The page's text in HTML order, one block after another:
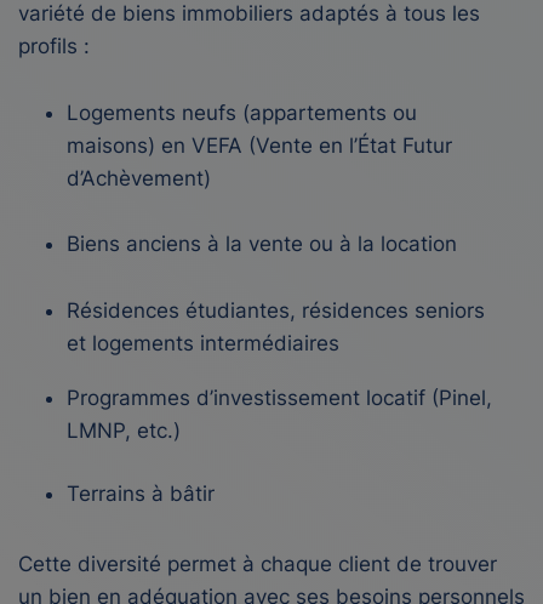
variété de biens immobiliers adaptés à tous les
profils :
Logements neufs (appartements ou
maisons) en VEFA (Vente en l’État Futur
d’Achèvement)
Biens anciens à la vente ou à la location
Résidences étudiantes, résidences seniors
et logements intermédiaires
Programmes d’investissement locatif (Pinel,
LMNP, etc.)
Terrains à bâtir
Cette diversité permet à chaque client de trouver
un bien en adéquation avec ses besoins personnels